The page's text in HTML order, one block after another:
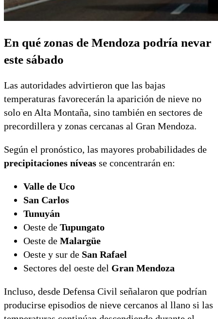
En qué zonas de Mendoza podría nevar
este sábado
Las autoridades advirtieron que las bajas
temperaturas favorecerán la aparición de nieve no
solo en Alta Montaña, sino también en sectores de
precordillera y zonas cercanas al Gran Mendoza.
Según el pronóstico, las mayores probabilidades de
precipitaciones níveas se concentrarán en:
Valle de Uco
San Carlos
Tunuyán
Oeste de Tupungato
Oeste de Malargüe
Oeste y sur de San Rafael
Sectores del oeste del Gran Mendoza
Incluso, desde Defensa Civil señalaron que podrían
producirse episodios de nieve cercanos al llano si las